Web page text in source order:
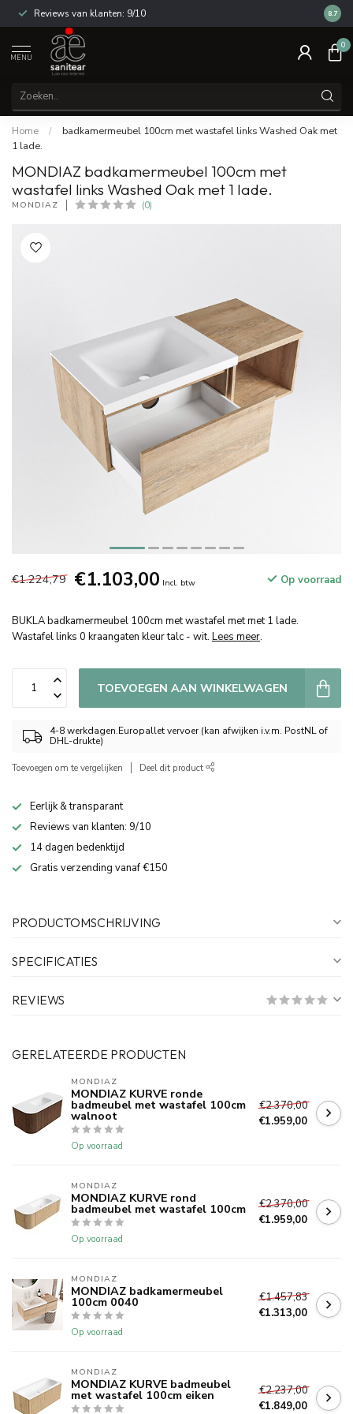
Reviews van klanten: 9/10 14
8.7
MENU
0
Home /
badkamermeubel 100cm met wastafel links Washed Oak met
1 lade.
MONDIAZ badkamermeubel 100cm met
wastafel links Washed Oak met 1 lade.
MONDIAZ (0)
€1.224,79 €1.103,00 Incl. btw Op voorraad
BUKLA badkamermeubel 100cm met wastafel met met 1 lade.
Wastafel links 0 kraangaten kleur talc - wit. Lees meer.
TOEVOEGEN AAN WINKELWAGEN
4-8 werkdagen.Europallet vervoer (kan afwijken i.v.m. PostNL of
DHL-drukte)
Toevoegen om te vergelijken Deel dit product
Eerlijk & transparant
Reviews van klanten: 9/10
14 dagen bedenktijd
Gratis verzending vanaf €150
PRODUCTOMSCHRIJVING
SPECIFICATIES
REVIEWS
GERELATEERDE PRODUCTEN
MONDIAZ
MONDIAZ KURVE ronde
badmeubel met wastafel 100cm
walnoot
Op voorraad
€2.370,00
€1.959,00
MONDIAZ
MONDIAZ KURVE rond
badmeubel met wastafel 100cm
Op voorraad
€2.370,00
€1.959,00
MONDIAZ
MONDIAZ badkamermeubel
100cm 0040
Op voorraad
€1.457,83
€1.313,00
MONDIAZ
MONDIAZ KURVE badmeubel
met wastafel 100cm eiken
€2.237,00
€1.849,00